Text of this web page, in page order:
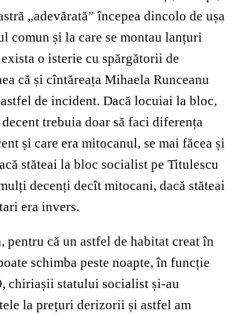
„adevărată” începea dincolo de ușa
comun și la care se montau lanțuri
o isterie cu spărgătorii de
că și cîntăreața Mihaela Runceanu
de incident. Dacă locuiai la bloc,
trebuia doar să faci diferența
și care era mitocanul, se mai făcea și
stăteai la bloc socialist pe Titulescu
decenți decît mitocani, dacă stăteai
era invers.
pentru că un astfel de habitat creat în
schimba peste noapte, în funcție
chiriașii statului socialist și-au
la prețuri derizorii și astfel am